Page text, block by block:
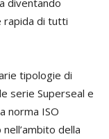
rapida di tutti
tipologie di
serie Superseal e
norma ISO
della